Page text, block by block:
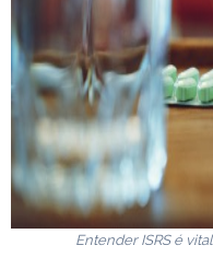
Entender ISRS é